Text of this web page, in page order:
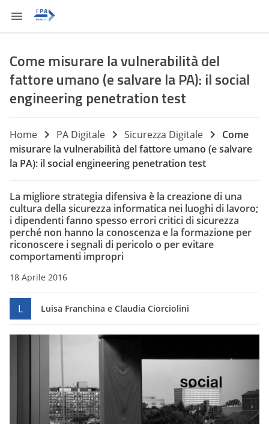
Come misurare la vulnerabilità del
fattore umano (e salvare la PA): il social
engineering penetration test
Home PA Digitale Sicurezza Digitale
Come
misurare la vulnerabilità del fattore umano (e salvare
la PA): il social engineering penetration test
La migliore strategia difensiva è la creazione di una
cultura della sicurezza informatica nei luoghi di lavoro;
i dipendenti fanno spesso errori critici di sicurezza
perché non hanno la conoscenza e la formazione per
riconoscere i segnali di pericolo o per evitare
comportamenti impropri
18 Aprile 2016
L Luisa Franchina e Claudia Ciorciolini